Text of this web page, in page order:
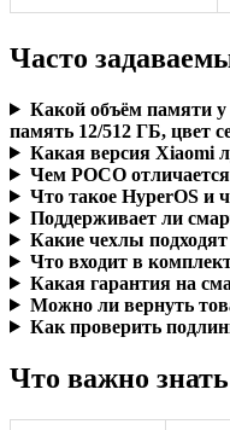
Часто
Какой объём памяти
память 12/512 ГБ, цвет
Какая версия Xiaomi
Чем POCO
Что такое HyperOS и
Поддерживает ли
Какие чехлы
Что входит в
Какая гарантия на
Можно ли вернуть
Как проверить
Что важно